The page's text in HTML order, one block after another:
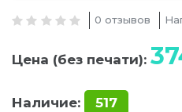
0 отзывов
Цена (без печати):
Наличие: 517